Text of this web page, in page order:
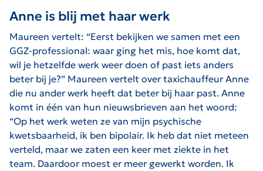
Anne is blij met haar werk
Maureen vertelt: “Eerst bekijken we samen met een
GGZ-professional: waar ging het mis, hoe komt dat,
wil je hetzelfde werk weer doen of past iets anders
beter bij je?” Maureen vertelt over taxichauffeur Anne
die nu ander werk heeft dat beter bij haar past. Anne
komt in één van hun nieuwsbrieven aan het woord:
“Op het werk weten ze van mijn psychische
kwetsbaarheid, ik ben bipolair. Ik heb dat niet meteen
verteld, maar we zaten een keer met ziekte in het
team. Daardoor moest er meer gewerkt worden. Ik